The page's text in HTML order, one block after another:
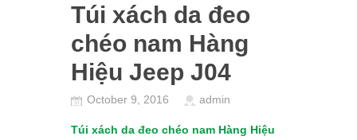
Túi xách da đeo
chéo nam Hàng
Hiệu Jeep J04
October 9, 2016 admin
Túi xách da đeo chéo nam Hàng Hiệu